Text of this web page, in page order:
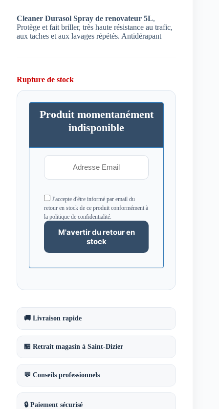
Cleaner Durasol Spray de renovateur 5L,
Protège et fait briller, très haute résistance au trafic,
aux taches et aux lavages répétés. Antidérapant
Rupture de stock
Produit momentanément
indisponible
J'accepte d'être informé par email du
retour en stock de ce produit conformément à
la politique de confidentialité.
🚚 Livraison rapide
🏪 Retrait magasin à Saint-Dizier
💬 Conseils professionnels
🔒 Paiement sécurisé